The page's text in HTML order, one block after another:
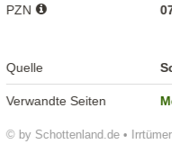
© by Schottenland.de •
PZN
Quelle
Verwandte Seiten